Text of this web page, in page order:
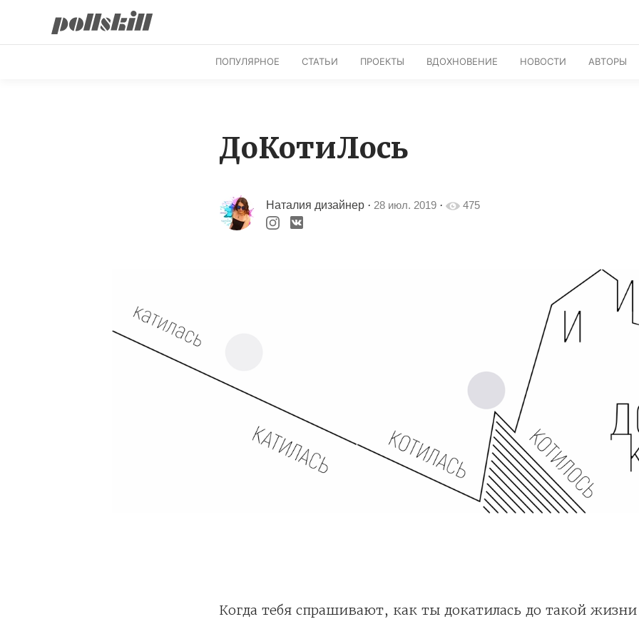
ПОПУЛЯРНОЕ СТАТЬИ ПРОЕКТЫ ВДОХНОВЕНИЕ НОВОСТИ АВТОРЫ
ДоКотиЛось
Наталия дизайнер· 28 июл. 2019· 475
Когда тебя спрашивают, как ты докатилась до такой